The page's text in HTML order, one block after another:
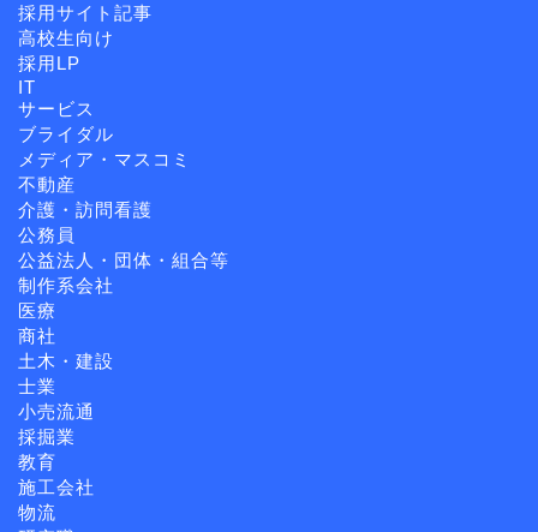
採用サイト記事
高校生向け
採用LP
IT
サービス
ブライダル
メディア・マスコミ
不動産
介護・訪問看護
公務員
公益法人・団体・組合等
制作系会社
医療
商社
土木・建設
士業
小売流通
採掘業
教育
施工会社
物流